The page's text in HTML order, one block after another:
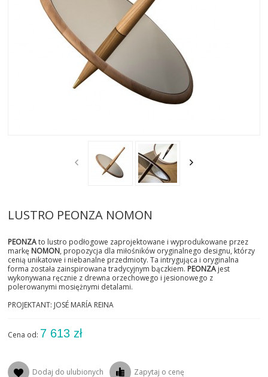
AKTUALNOSCI
STREFA-PROJEKTANTA
LUSTRO PEONZA NOMON
PEONZAto lustro podłogowe zaprojektowane i wyprodukowane przez
markę NOMON, propozycja dla miłośników oryginalnego designu, którzy
cenią unikatowe i niebanalne przedmioty. Ta intrygująca i oryginalna
forma została zainspirowana tradycyjnym bączkiem. PEONZA jest
wykonywana ręcznie z drewna orzechowego i jesionowego z
polerowanymi mosiężnymi detalami.
PROJEKTANT: JOSÉ MARÍA REINA
Cena od: 7 613 zł
Dodaj do ulubionych Zapytaj o cenę